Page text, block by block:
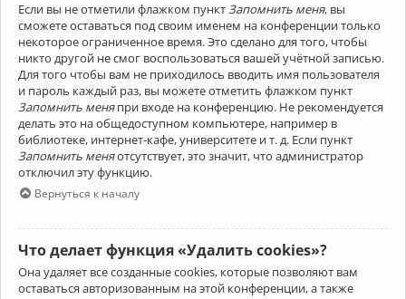
Если вы не отметили флажком пунктЗапомнить меня, вы
сможете оставаться под своим именем на конференции только
некоторое ограниченное время. Это сделано для того, чтобы
никто другой не смог воспользоваться вашей учётной записью.
Для того чтобы вам не приходилось вводить имя пользователя
и пароль каждый раз, вы можете отметить флажком пункт
Запомнить меняпри входе на конференцию. Не рекомендуется
делать это на общедоступном компьютере, например в
библиотеке, интернет-кафе, университете и т. д. Если пункт
Запомнить меняотсутствует, это значит, что администратор
отключил эту функцию.
Вернуться к началу
Что делает функция «Удалить cookies»?
Она удаляет все созданные cookies, которые позволяют вам
оставаться авторизованным на этой конференции, а также